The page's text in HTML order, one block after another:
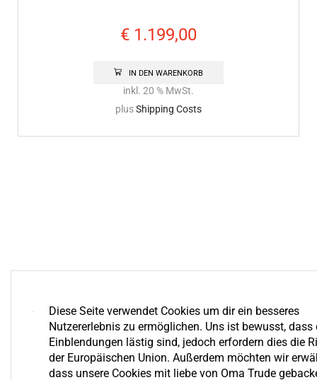
€ 1.199,00
IN DEN WARENKORB
inkl. 20 % MwSt.
plusShipping Costs
Diese Seite verwendet Cookies um dir ein besseres
Nutzererlebnis zu ermöglichen. Uns ist bewusst, dass
Einblendungen lästig sind, jedoch erfordern dies die
der Europäischen Union. Außerdem möchten wir
dass unsere Cookies mit liebe von Oma Trude